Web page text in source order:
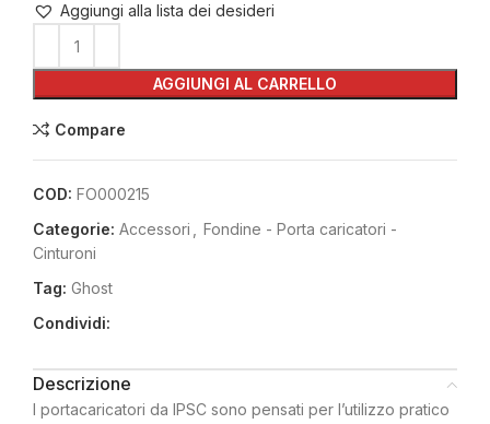
AGGIUNGI AL CARRELLO
Aggiungi alla lista dei desideri
Compare
COD: FO000215
Categorie: Accessori
Fondine - Porta caricatori -
Cinturoni
Tag: Ghost
Condividi:
Descrizione
I portacaricatori da IPSC sono pensati per l’utilizzo pratico